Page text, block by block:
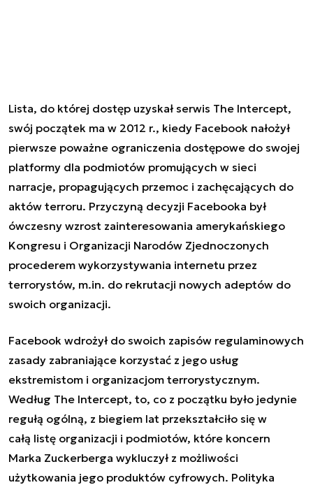
Lista, do której dostęp uzyskał serwis The Intercept,
swój początek ma w 2012 r., kiedy Facebook nałożył
pierwsze poważne ograniczenia dostępowe do swojej
platformy dla podmiotów promujących w sieci
narracje, propagujących przemoc i zachęcających do
aktów terroru. Przyczyną decyzji Facebooka był
ówczesny wzrost zainteresowania amerykańskiego
Kongresu i Organizacji Narodów Zjednoczonych
procederem wykorzystywania internetu przez
terrorystów, m.in. do rekrutacji nowych adeptów do
swoich organizacji.
Facebook wdrożył do swoich zapisów regulaminowych
zasady zabraniające korzystać z jego usług
ekstremistom i organizacjom terrorystycznym.
Według The Intercept, to, co z początku było jedynie
regułą ogólną, z biegiem lat przekształciło się w
całą listę organizacji i podmiotów, które koncern
Marka Zuckerberga wykluczył z możliwości
użytkowania jego produktów cyfrowych. Polityka